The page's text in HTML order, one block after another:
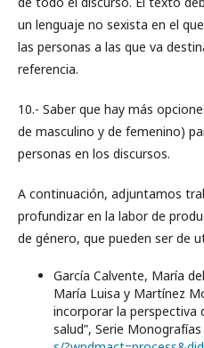
un lenguaje no sexista en el
las personas a las que va
referencia.
10.- Saber que hay más
de masculino y de femenino)
personas en los discursos.
A continuación, adjuntamos
profundizar en la labor de
de género, que pueden ser de
García Calvente, María
María Luisa y Martínez
incorporar la perspectiva
salud”, Serie Monografías